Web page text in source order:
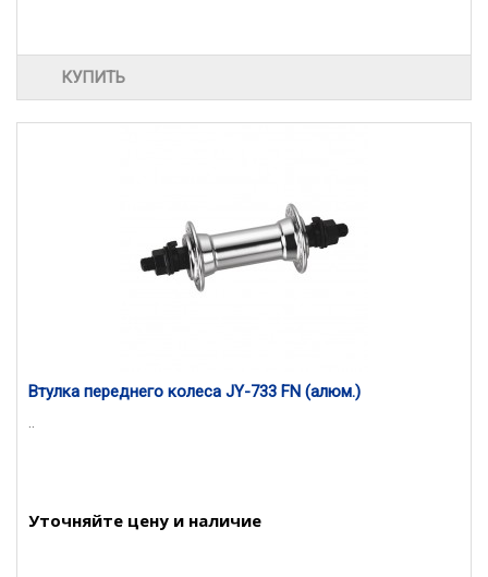
КУПИТЬ
Втулка переднего колеса JY-733 FN (алюм.)
..
Уточняйте цену и наличие